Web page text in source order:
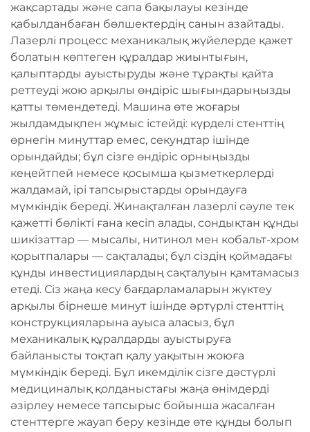
жақсартады және сапа бақылауы кезінде
қабылданбаған бөлшектердің санын азайтады.
Лазерлі процесс механикалық жүйелерде қажет
болатын көптеген құралдар жиынтығын,
қалыптарды ауыстыруды және тұрақты қайта
реттеуді жою арқылы өндіріс шығындарыңызды
қатты төмендетеді. Машина өте жоғары
жылдамдықпен жұмыс істейді: күрделі стенттің
өрнегін минуттар емес, секундтар ішінде
орындайды; бұл сізге өндіріс орныңызды
кеңейтпей немесе қосымша қызметкерлерді
жалдамай, ірі тапсырыстарды орындауға
мүмкіндік береді. Жинақталған лазерлі сәуле тек
қажетті бөлікті ғана кесіп алады, сондықтан құнды
шикізаттар — мысалы, нитинол мен кобальт-хром
қорытпалары — сақталады; бұл сіздің қоймадағы
құнды инвестициялардың сақталуын қамтамасыз
етеді. Сіз жаңа кесу бағдарламаларын жүктеу
арқылы бірнеше минут ішінде әртүрлі стенттің
конструкцияларына ауыса аласыз, бұл
механикалық құралдарды ауыстыруға
байланысты тоқтап қалу уақытын жоюға
мүмкіндік береді. Бұл икемділік сізге дәстүрлі
медициналық қолданыстағы жаңа өнімдерді
әзірлеу немесе тапсырыс бойынша жасалған
стенттерге жауап беру кезінде өте құнды болып